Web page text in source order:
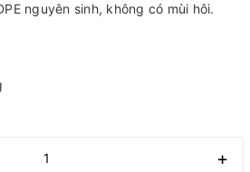
nguyên sinh, không có mùi hôi.
+